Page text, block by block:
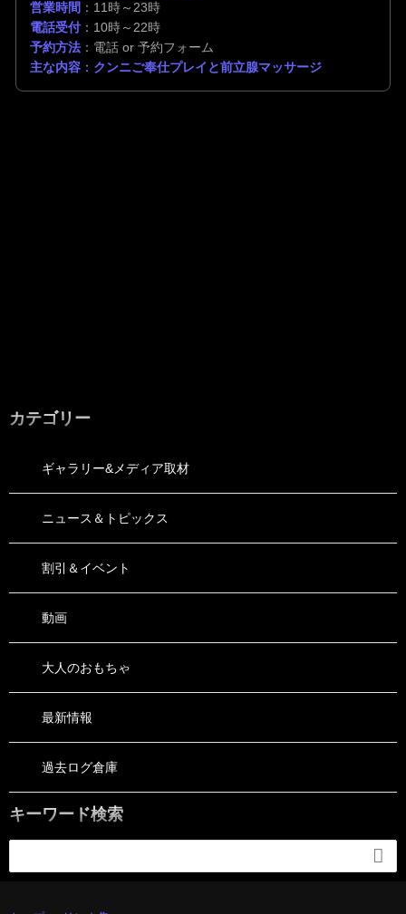
営業時間 ：11時～23時
電話受付：10時～22時
予約方法 ：電話 or 予約フォーム
主な内容 ： クンニご奉仕プレイと前立腺マッサージ
カテゴリー
ギャラリー&メディア取材
ニュース＆トピックス
割引＆イベント
動画
大人のおもちゃ
最新情報
過去ログ倉庫
キーワード検索
